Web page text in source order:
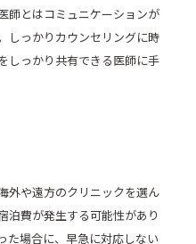
師とはコミュニケーションが
しっかりカウンセリングに時
しっかり共有できる医師に手
外や遠方のクリニックを選ん
泊費が発生する可能性があり
た場合に、早急に対応しない